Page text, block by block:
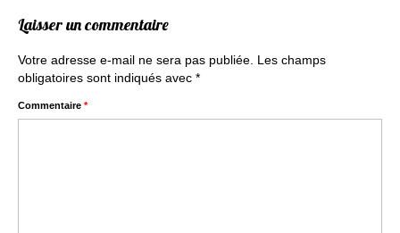
Laisser un commentaire
Votre adresse e-mail ne sera pas publiée. Les champs
obligatoires sont indiqués avec *
Commentaire *